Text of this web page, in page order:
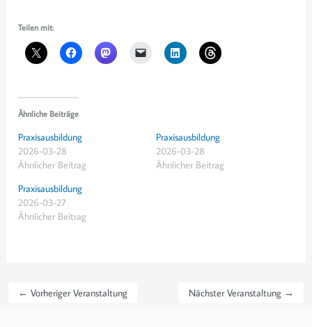
Teilen mit:
Ähnliche Beiträge
Praxisausbildung
2026-03-28
Ähnlicher Beitrag
Praxisausbildung
2026-03-28
Ähnlicher Beitrag
Praxisausbildung
2026-03-27
Ähnlicher Beitrag
← Vorheriger Veranstaltung Nächster Veranstaltung →